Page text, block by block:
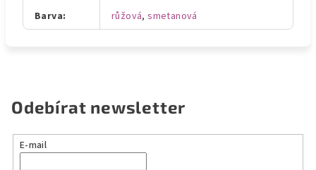
Barva: růžová,smetanová
Odebírat newsletter
E-mail